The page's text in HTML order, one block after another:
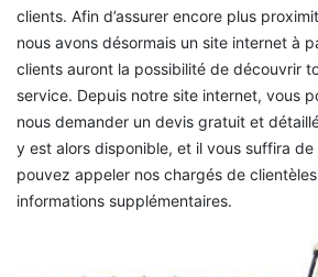
clients. Afin d’assurer encore plus
nous avons désormais un site internet à
clients auront la possibilité de découvrir
service. Depuis notre site internet, vous
nous demander un devis gratuit et
y est alors disponible, et il vous suffira de
pouvez appeler nos chargés de
informations supplémentaires.